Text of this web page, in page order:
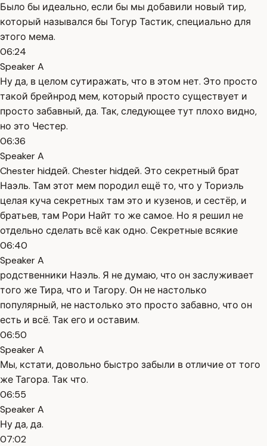
Было бы идеально, если бы мы добавили новый тир,
который назывался бы Тогур Тастик, специально для
этого мема.
06:24
Speaker A
Ну да, в целом сутиражать, что в этом нет. Это просто
такой брейнрод мем, который просто существует и
просто забавный, да. Так, следующее тут плохо видно,
но это Честер.
06:36
Speaker A
Chester hidдей. Chester hidдей. Это секретный брат
Наэль. Там этот мем породил ещё то, что у Ториэль
целая куча секретных там это и кузенов, и сестёр, и
братьев, там Рори Найт то же самое. Но я решил не
отдельно сделать всё как одно. Секретные всякие
06:40
Speaker A
родственники Наэль. Я не думаю, что он заслуживает
того же Тира, что и Тагору. Он не настолько
популярный, не настолько это просто забавно, что он
есть и всё. Так его и оставим.
06:50
Speaker A
Мы, кстати, довольно быстро забыли в отличие от того
же Тагора. Так что.
06:55
Speaker A
Ну да, да.
07:02